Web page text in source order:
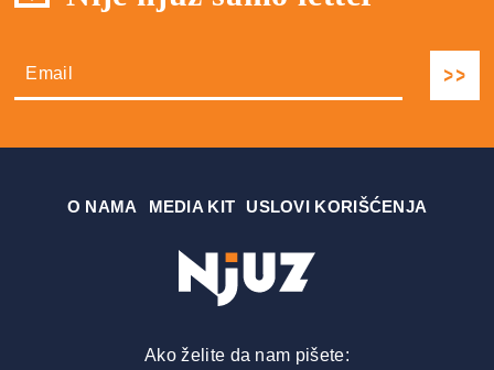
О NAMA MEDIA KIT USLOVI KORIŠĆENJA
Ako želite da nam pišete: